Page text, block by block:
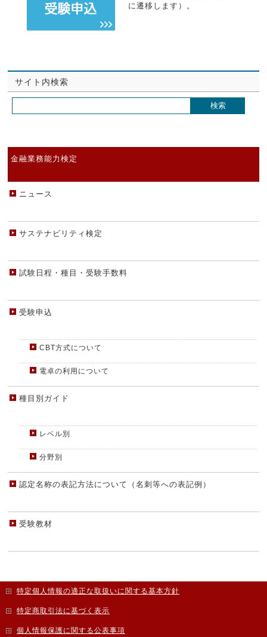
に遷移します）。
サイト内検索
金融業務能力検定
ニュース
サステナビリティ検定
試験日程・種目・受験手数料
受験申込
CBT方式について
電卓の利用について
種目別ガイド
レベル別
分野別
認定名称の表記方法について（名刺等への表記例）
受験教材
特定個人情報の適正な取扱いに関する基本方針
特定商取引法に基づく表示
個人情報保護に関する公表事項